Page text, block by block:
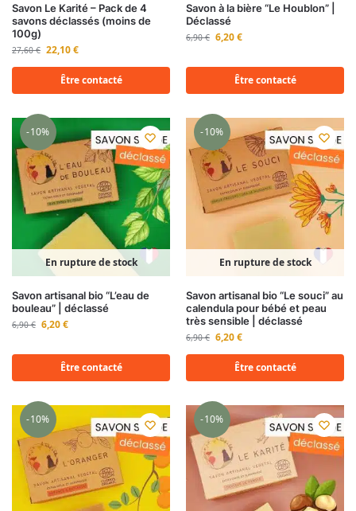
Savon Le Karité – Pack de 4
savons déclassés (moins de
100g)
27,60€ 22,10€
Être contacté
Savon à la bière “Le Houblon” |
Déclassé
6,90€ 6,20€
Être contacté
-10%
En rupture de stock
Savon artisanal bio “L’eau de
bouleau” | déclassé
6,90€ 6,20€
Être contacté
-10%
En rupture de stock
Savon artisanal bio “Le souci” au
calendula pour bébé et peau
très sensible | déclassé
6,90€ 6,20€
Être contacté
-10% -10%